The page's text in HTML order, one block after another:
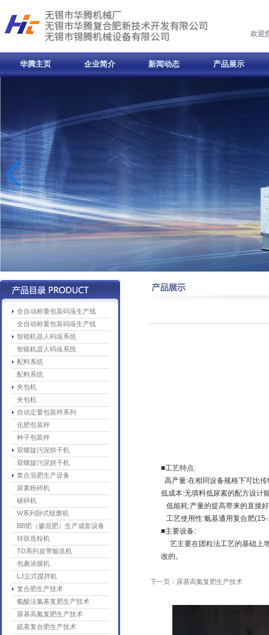
欢迎
华腾主页 企业简介 新闻动态 产品展示
全自动称量包装码垛生产线
全自动称量包装码垛生产线
智能机器人码垛系统
智能机器人码垛系统
配料系统
配料系统
夹包机
夹包机
自动定量包装秤系列
化肥包装秤
种子包装秤
双螺旋污泥烘干机
双螺旋污泥烘干机
复合混肥生产设备
尿素粉碎机
破碎机
W系列卧式链磨机
BB肥（掺混肥）生产成套设备
转鼓造粒机
TD系列皮带输送机
包裹涂膜机
LJ立式搅拌机
复合肥生产技术
氨酸法氯基复肥生产技术
尿基高氮复肥生产技术
硫基复合肥生产技术
■工艺特点:
高产量:在相同设备规格下可比
低成本:无填料低尿素的配方设计
低能耗:产量的提高带来的直接
工艺使用性:氨基通用复合肥
■主要设备:
艺主要在团粒法工艺的基础上
改的。
下一页：尿基高氮复肥生产技术